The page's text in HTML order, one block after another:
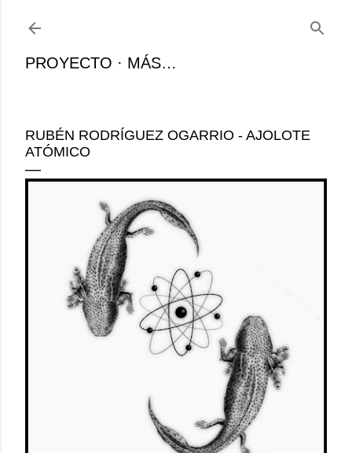
Ir al contenido principal
PROYECTO MÁS…
RUBÉN RODRÍGUEZ OGARRIO - AJOLOTE
ATÓMICO